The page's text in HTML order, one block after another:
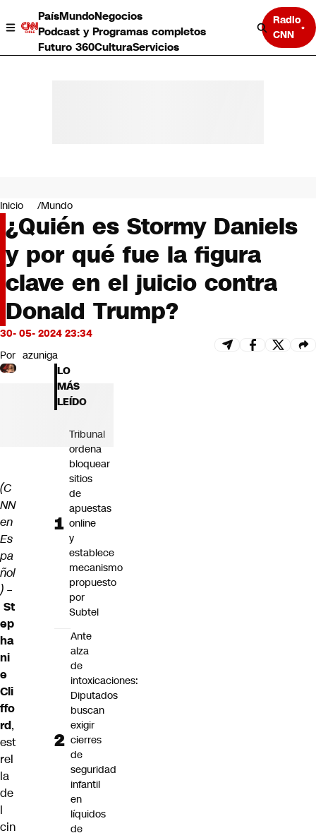
PaísMundoNegocios
Podcast y Programas completos
Futuro 360CulturaServicios
Radio
CNN
Negocios
Deportes
Programas completos
Cultura
Servicios
Bits
CNN tiempo
Futuro 360
Inicio Mundo
¿Quién es Stormy Daniels
y por qué fue la figura
clave en el juicio contra
Donald Trump?
30- 05- 2024 23:34
Por azuniga
(C
NN
en
Es
pa
ñol
) –
St
ep
ha
ni
e
Cli
ffo
rd,
est
rel
la
de
l
cin
LO
MÁS
LEÍDO
Tribunal
ordena
bloquear
sitios
de
apuestas
online
y
establece
mecanismo
propuesto
por
Subtel
Ante
alza
de
intoxicaciones:
Diputados
buscan
exigir
cierres
de
seguridad
infantil
en
líquidos
de